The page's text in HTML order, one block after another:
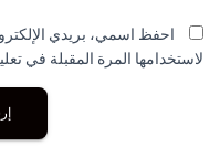
احفظ اسمي، بريدي
لاستخدامها المرة المقبلة في